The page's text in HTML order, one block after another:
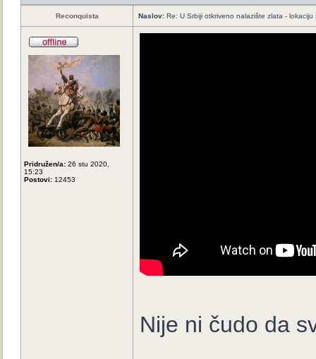
Reconquista Naslov: Re: U Srbiji otkriveno nalazište zlata -
Pridružen/a: 26 stu 2020,
15:23
Postovi: 12453
Nije ni čudo da